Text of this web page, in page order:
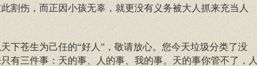
割伤，而正因小孩无辜，就更没有义务被大人抓来充当人
下苍生为己任的“好人”，敬请放心。您今天垃圾分类了没
三件事：天的事、人的事、我的事。天的事你管不了，人